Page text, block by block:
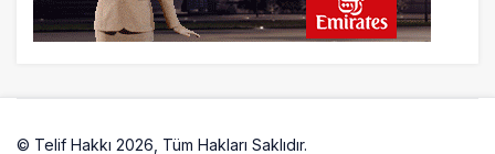
22 saat önce
© Telif Hakkı 2026, Tüm Hakları Saklıdır.